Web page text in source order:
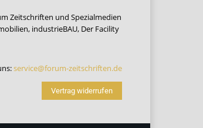
Zeitschriften und Spezialmedien
, industrieBAU, Der Facility
service@forum-zeitschriften.de
Vertrag widerrufen